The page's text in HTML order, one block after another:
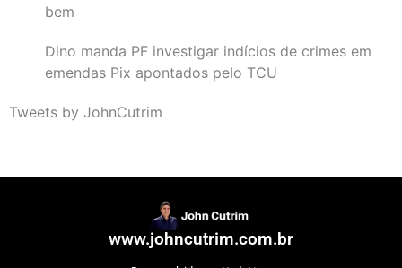
bem
Dino manda PF investigar indícios de crimes em
emendas Pix apontados pelo TCU
Tweets by JohnCutrim
www.johncutrim.com.br